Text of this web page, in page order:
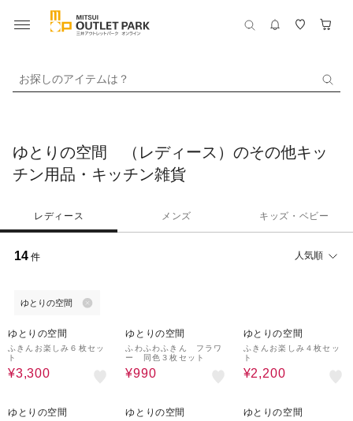
お探しのアイテムは？
ゆとりの空間 （レディース）のその他キッ
チン用品・キッチン雑貨
レディース メンズ キッズ・ベビー
14 件 人気順
ゆとりの空間
ゆとりの空間
ふきんお楽しみ６枚セッ
ト
¥3,300
ゆとりの空間
ふわふわふきん フラワ
ー 同色３枚セット
¥990
ゆとりの空間
ふきんお楽しみ４枚セッ
ト
¥2,200
ゆとりの空間 ゆとりの空間 ゆとりの空間